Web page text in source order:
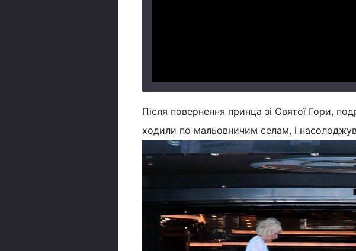
Після повернення принца зі Святої Гори,
ходили по мальовничим селам, і